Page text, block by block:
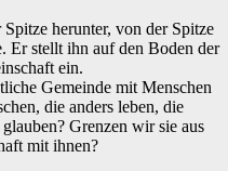
herunter, von der Spitze
Er stellt ihn auf den Boden der
ein.
Gemeinde mit Menschen
die anders leben, die
Grenzen wir sie aus
mit ihnen?